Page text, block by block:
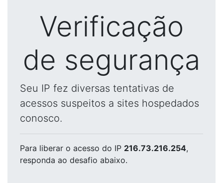
Verificação
de segurança
Seu IP fez diversas tentativas de
acessos suspeitos a sites hospedados
conosco.
Para liberar o acesso do IP 216.73.216.254,
responda ao desafio abaixo.